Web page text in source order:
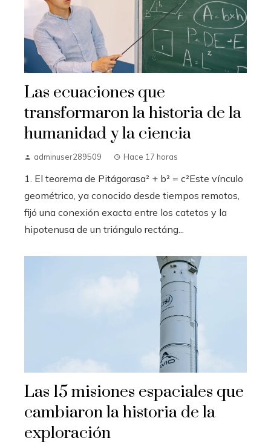
Las ecuaciones que
transformaron la historia de la
humanidad y la ciencia
adminuser289509 Hace 17 horas
1. El teorema de Pitágorasa² + b² = c²Este vínculo
geométrico, ya conocido desde tiempos remotos,
fijó una conexión exacta entre los catetos y la
hipotenusa de un triángulo rectáng...
Las 15 misiones espaciales que
cambiaron la historia de la
exploración